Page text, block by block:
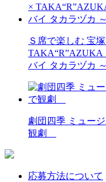
Ｓ席で楽しむ 宝
TAKA“R”AZUKA
バイ タカラヅカ
劇団四季 ミュー
観劇
応募方法について